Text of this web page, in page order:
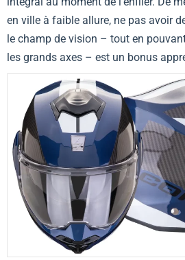
en ville à faible allure, ne pas avoir
le champ de vision – tout en
les grands axes – est un bonus